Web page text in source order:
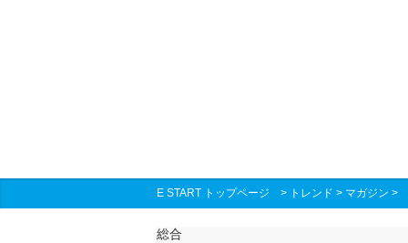
E START トップページ > トレンド > マガジン >
総合